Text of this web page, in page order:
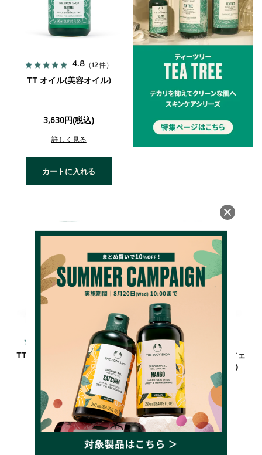
4.8（12件）
TT オイル(美容オイル)
3,630円(税込)
詳しく見る
カートに入れる
（38件）
TT スキンクリアリング トナ
ー(化粧水)
2,750円(税込)
詳しく見る
カートに入れる
TT スキンクリアリング フェ
イス ウォッシュ(洗顔料)
2,750円(税込)
詳しく見る
カートに入れる